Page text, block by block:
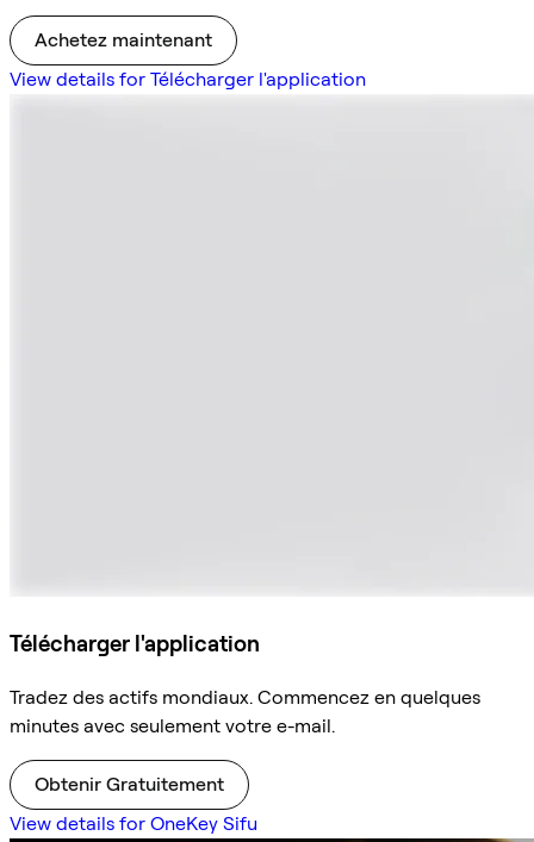
Achetez maintenant
View details for Télécharger l'application
Télécharger l'application
Tradez des actifs mondiaux. Commencez en quelques
minutes avec seulement votre e-mail.
Obtenir Gratuitement
View details for OneKey Sifu